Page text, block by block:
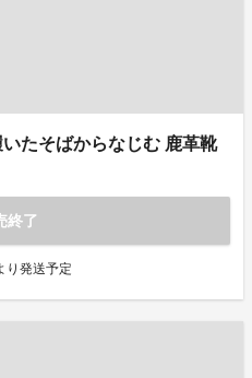
たそばからなじむ 鹿革靴
終了
り発送予定